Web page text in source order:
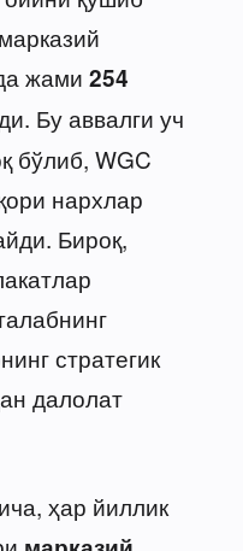
жами 254
Бу аввалги уч
бўлиб, WGC
нархлар
Бироқ,
стратегик
далолат
ҳар йиллик